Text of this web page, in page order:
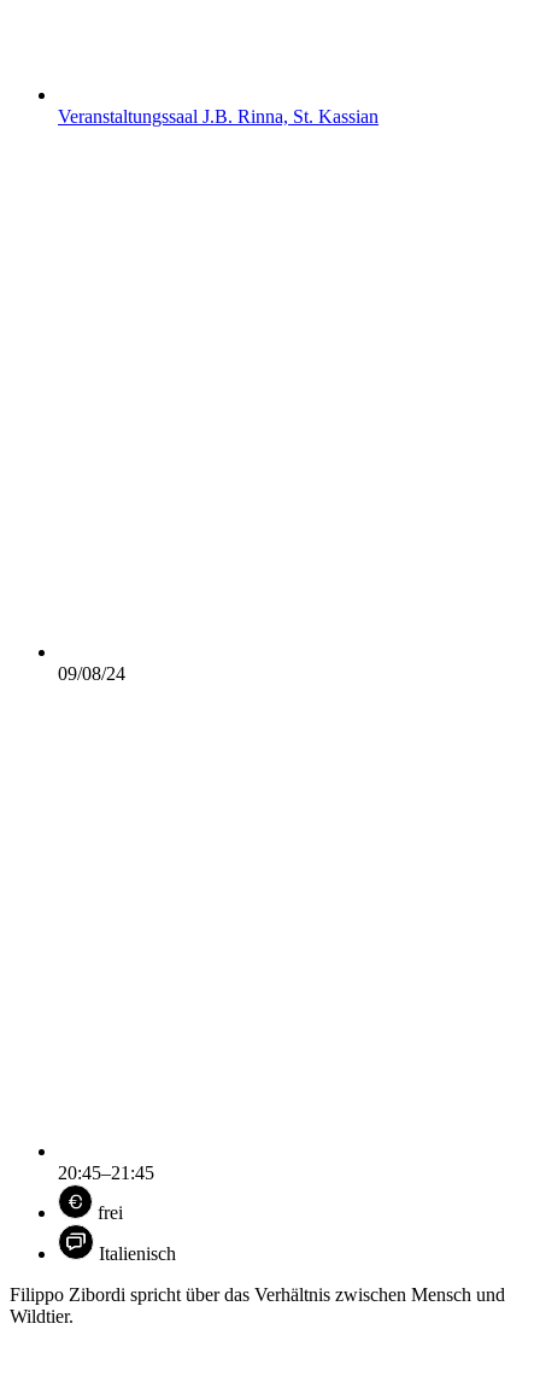
Veranstaltungssaal J.B. Rinna, St. Kassian
09/08/24
20:45–21:45
frei
Italienisch
Filippo Zibordi spricht über das Verhältnis zwischen Mensch und
Wildtier.